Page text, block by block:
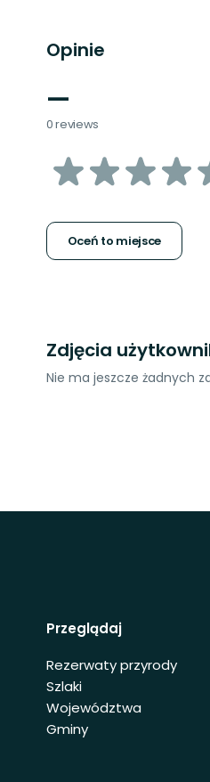
Opinie
—
0 reviews
z
gwiazdek
Oceń to miejsce
Zdjęcia
Nie ma jeszcze żadnych
Przeglądaj
Rezerwaty przyrody
Szlaki
Województwa
Gminy